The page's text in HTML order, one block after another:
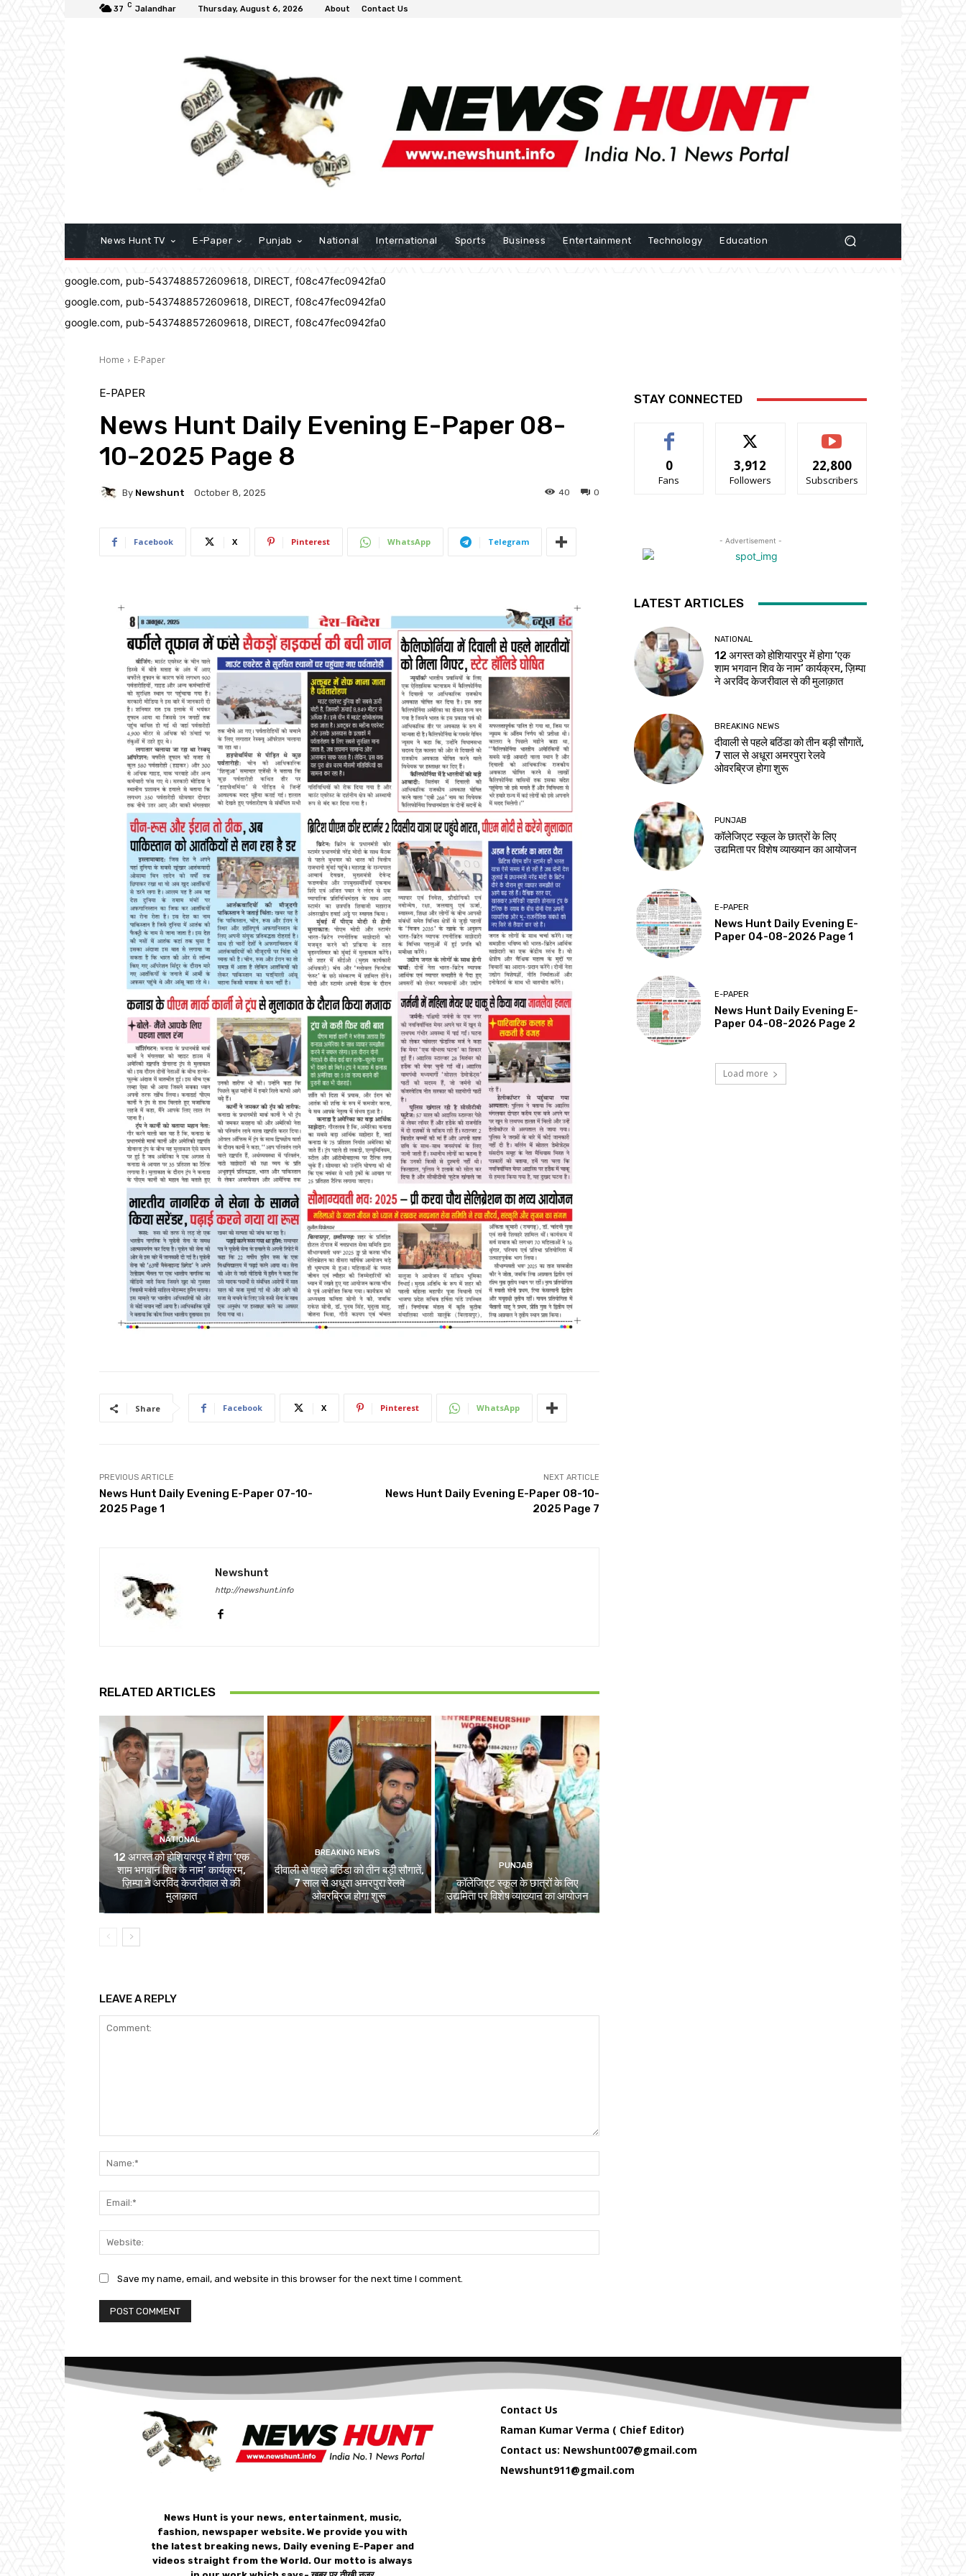
37 C Jalandhar Thursday, August 6, 2026 About Contact Us
News Hunt TV E-Paper Punjab National International Sports Business Entertainment Technology Education
google.com, pub-5437488572609618, DIRECT, f08c47fec0942fa0
google.com, pub-5437488572609618, DIRECT, f08c47fec0942fa0
google.com, pub-5437488572609618, DIRECT, f08c47fec0942fa0
Home E-Paper
E-PAPER
News Hunt Daily Evening E-Paper 08-
10-2025 Page 8
By Newshunt October 8, 2025 0
40
Facebook X Pinterest WhatsApp Telegram
Share Facebook X Pinterest WhatsApp
PREVIOUS ARTICLE
News Hunt Daily Evening E-Paper 07-10-
2025 Page 1
NEXT ARTICLE
News Hunt Daily Evening E-Paper 08-10-
2025 Page 7
Newshunt
http://newshunt.info
RELATED ARTICLES
NATIONAL
12 अगस्त को होशियारपुर में होगा ‘एक
शाम भगवान शिव के नाम’ कार्यक्रम,
ज़िम्पा ने अरविंद केजरीवाल से की
मुलाक़ात
BREAKING NEWS
दीवाली से पहले बठिंडा को तीन बड़ी सौगातें,
7 साल से अधूरा अमरपुरा रेलवे
ओवरब्रिज होगा शुरू
PUNJAB
कॉलेजिएट स्कूल के छात्रों के लिए
उद्यमिता पर विशेष व्याख्यान का आयोजन
LEAVE A REPLY
Save my name, email, and website in this browser for the next time I comment.
STAY CONNECTED
0
Fans
3,912
Followers
22,800
Subscribers
- Advertisement -
LATEST ARTICLES
NATIONAL
12 अगस्त को होशियारपुर में होगा ‘एक
शाम भगवान शिव के नाम’ कार्यक्रम, ज़िम्पा
ने अरविंद केजरीवाल से की मुलाक़ात
BREAKING NEWS
दीवाली से पहले बठिंडा को तीन बड़ी सौगातें,
7 साल से अधूरा अमरपुरा रेलवे
ओवरब्रिज होगा शुरू
PUNJAB
कॉलेजिएट स्कूल के छात्रों के लिए
उद्यमिता पर विशेष व्याख्यान का आयोजन
E-PAPER
News Hunt Daily Evening E-
Paper 04-08-2026 Page 1
E-PAPER
News Hunt Daily Evening E-
Paper 04-08-2026 Page 2
Load more
News Hunt is your news, entertainment, music,
fashion, newspaper website. We provide you with
the latest breaking news, Daily evening E-Paper and
videos straight from the World. Our motto is always
Contact Us
Raman Kumar Verma ( Chief Editor)
Contact us: Newshunt007@gmail.com
Newshunt911@gmail.com